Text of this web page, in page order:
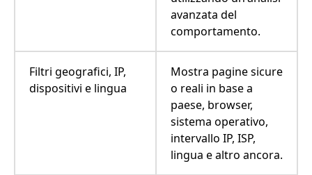
avanzata del
comportamento.
Filtri geografici, IP,
dispositivi e lingua
Mostra pagine sicure
o reali in base a
paese, browser,
sistema operativo,
intervallo IP, ISP,
lingua e altro ancora.